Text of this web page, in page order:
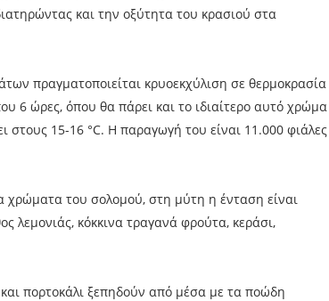
και την οξύτητα του κρασιού στα
πραγματοποιείται κρυοεκχύλιση σε θερμοκρασία
6 ώρες, όπου θα πάρει και το ιδιαίτερο αυτό χρώμα
στους 15-16 °C. Η παραγωγή του είναι 11.000 φιάλες
χρώματα του σολομού, στη μύτη η ένταση είναι
λεμονιάς, κόκκινα τραγανά φρούτα, κεράσι,
πορτοκάλι ξεπηδούν από μέσα με τα ποώδη